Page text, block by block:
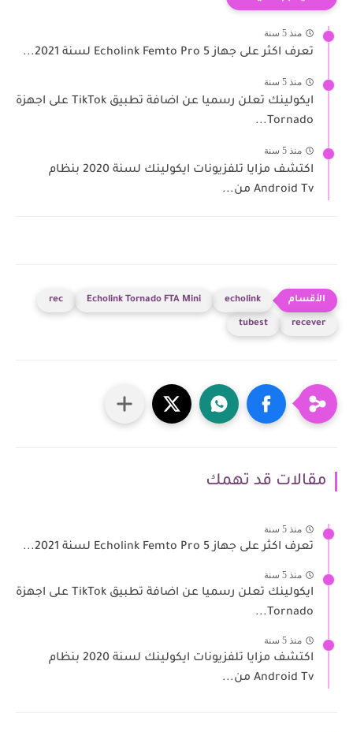
منذ 5 سنة
تعرف اكثر على جهاز Echolink Femto Pro 5 لسنة 2021...
منذ 5 سنة
ايكولينك تعلن رسميا عن اضافة تطبيق TikTok على اجهزة
Tornado...
منذ 5 سنة
اكتشف مزايا تلفزيونات ايكولينك لسنة 2020 بنظام
Android Tv من...
echolink
Echolink Tornado FTA Mini
rec
recever
tubest
مقالات قد تهمك
منذ 5 سنة
تعرف اكثر على جهاز Echolink Femto Pro 5 لسنة 2021...
منذ 5 سنة
ايكولينك تعلن رسميا عن اضافة تطبيق TikTok على اجهزة
Tornado...
منذ 5 سنة
اكتشف مزايا تلفزيونات ايكولينك لسنة 2020 بنظام
Android Tv من...